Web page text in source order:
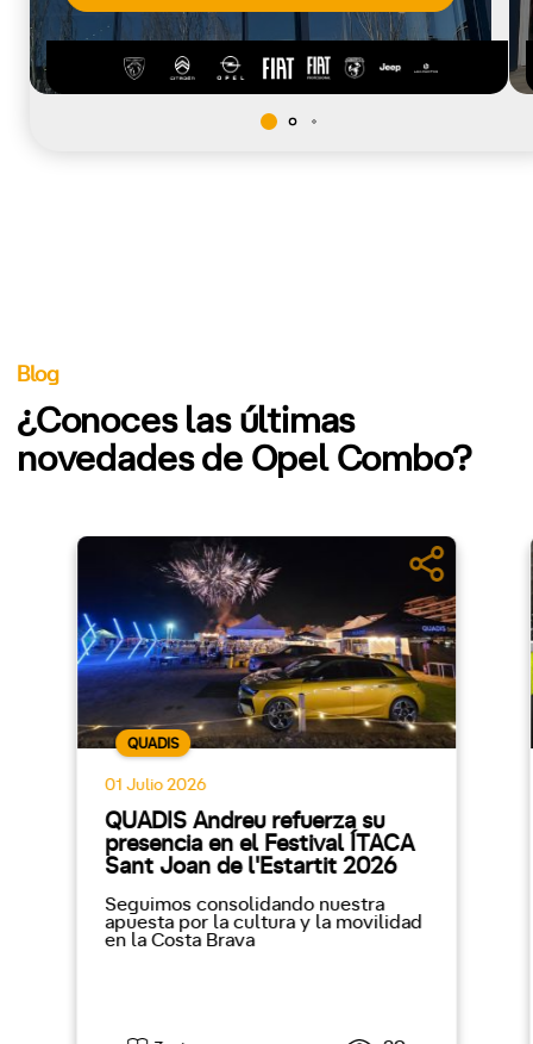
Blog
¿Conoces las últimas
novedades de Opel Combo?
QUADIS
01 Julio 2026
QUADIS Andreu refuerza su
presencia en el Festival ÍTACA
Sant Joan de l'Estartit 2026
Seguimos consolidando nuestra
apuesta por la cultura y la movilidad
en la Costa Brava